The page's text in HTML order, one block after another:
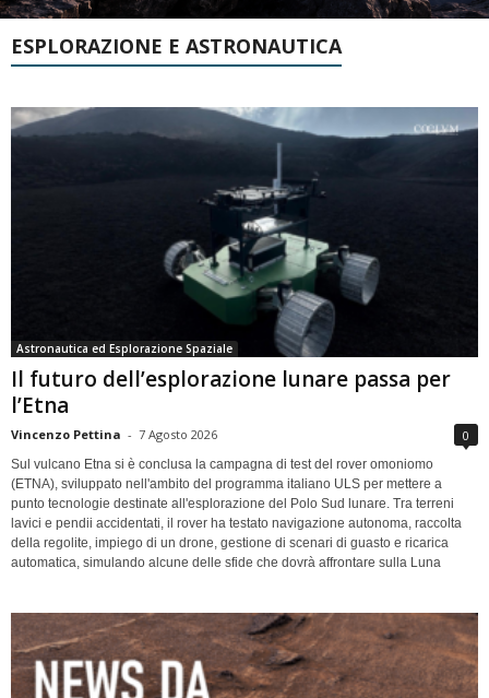
ESPLORAZIONE E ASTRONAUTICA
Astronautica ed Esplorazione Spaziale
Il futuro dell’esplorazione lunare passa per
l’Etna
Vincenzo Pettina - 7 Agosto 2026 0
Sul vulcano Etna si è conclusa la campagna di test del rover omoniomo
(ETNA), sviluppato nell'ambito del programma italiano ULS per mettere a
punto tecnologie destinate all'esplorazione del Polo Sud lunare. Tra terreni
lavici e pendii accidentati, il rover ha testato navigazione autonoma, raccolta
della regolite, impiego di un drone, gestione di scenari di guasto e ricarica
automatica, simulando alcune delle sfide che dovrà affrontare sulla Luna